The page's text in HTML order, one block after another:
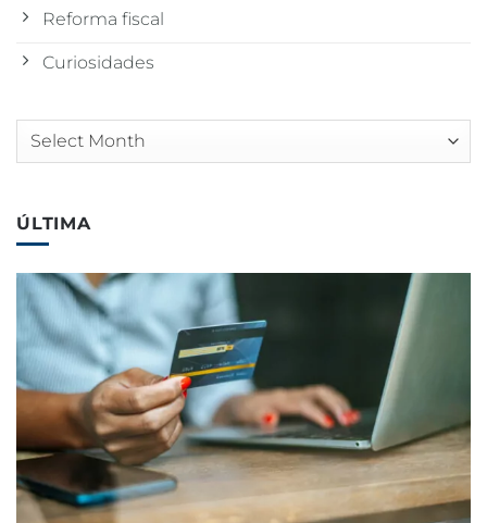
Reforma fiscal
Curiosidades
Arquivos
ÚLTIMA